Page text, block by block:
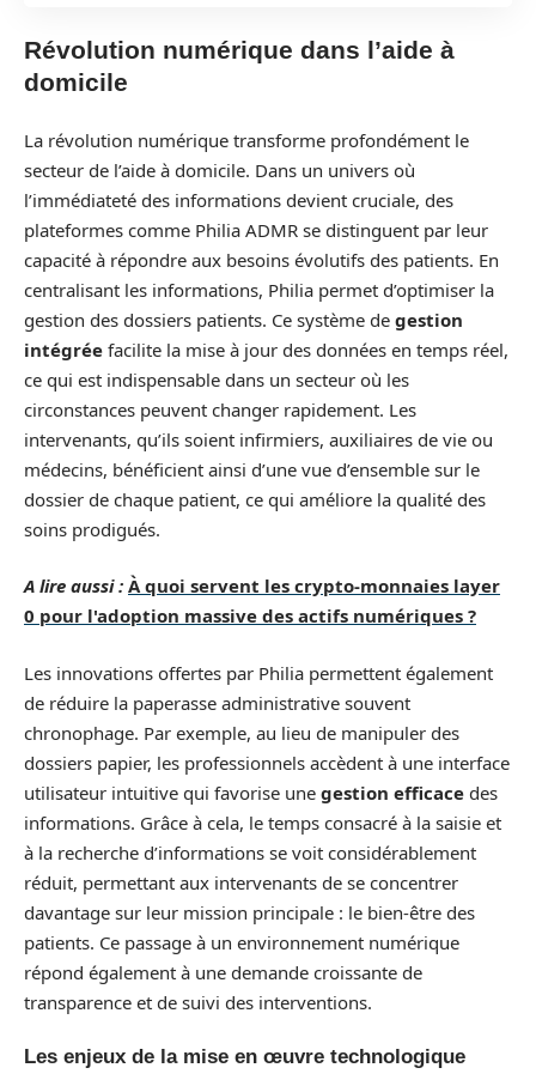
Révolution numérique dans l’aide à
domicile
La révolution numérique transforme profondément le
secteur de l’aide à domicile. Dans un univers où
l’immédiateté des informations devient cruciale, des
plateformes comme Philia ADMR se distinguent par leur
capacité à répondre aux besoins évolutifs des patients. En
centralisant les informations, Philia permet d’optimiser la
gestion des dossiers patients. Ce système de gestion
intégrée facilite la mise à jour des données en temps réel,
ce qui est indispensable dans un secteur où les
circonstances peuvent changer rapidement. Les
intervenants, qu’ils soient infirmiers, auxiliaires de vie ou
médecins, bénéficient ainsi d’une vue d’ensemble sur le
dossier de chaque patient, ce qui améliore la qualité des
soins prodigués.
A lire aussi : À quoi servent les crypto-monnaies layer
0 pour l'adoption massive des actifs numériques ?
Les innovations offertes par Philia permettent également
de réduire la paperasse administrative souvent
chronophage. Par exemple, au lieu de manipuler des
dossiers papier, les professionnels accèdent à une interface
utilisateur intuitive qui favorise une gestion efficace des
informations. Grâce à cela, le temps consacré à la saisie et
à la recherche d’informations se voit considérablement
réduit, permettant aux intervenants de se concentrer
davantage sur leur mission principale : le bien-être des
patients. Ce passage à un environnement numérique
répond également à une demande croissante de
transparence et de suivi des interventions.
Les enjeux de la mise en œuvre technologique